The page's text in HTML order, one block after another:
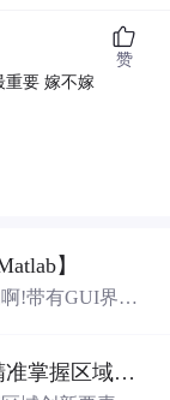
重要 嫁不嫁
赞
】
!带有GUI界
易使用。你只
如何通过区域科技创新分析工具精准掌握区域创新要素分布与产业链融合现状？.docx